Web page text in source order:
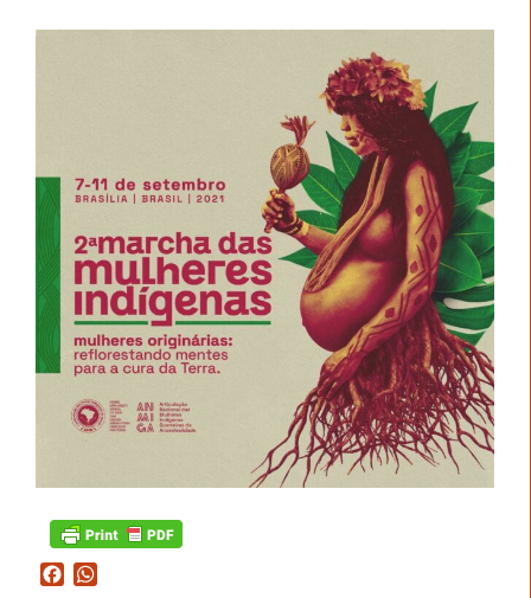
Facebook